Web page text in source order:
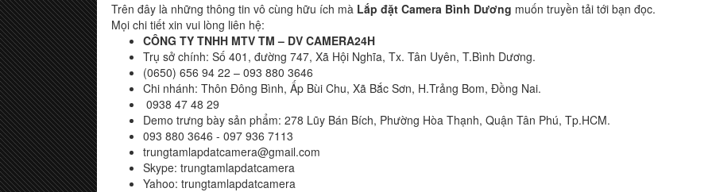
Trên đây là những thông tin vô cùng hữu ích mà Lắp đặt Camera Bình Dương muốn truyền tải tới bạn đọc.
Mọi chi tiết xin vui lòng liên hệ:
CÔNG TY TNHH MTV TM – DV CAMERA24H
Trụ sở chính: Số 401, đường 747, Xã Hội Nghĩa, Tx. Tân Uyên, T.Bình Dương.
(0650) 656 94 22 – 093 880 3646
Chi nhánh: Thôn Đông Bình, Ấp Bùi Chu, Xã Bắc Sơn, H.Trảng Bom, Đồng Nai.
0938 47 48 29
Demo trưng bày sản phẩm: 278 Lũy Bán Bích, Phường Hòa Thạnh, Quận Tân Phú, Tp.HCM.
093 880 3646 - 097 936 7113
trungtamlapdatcamera@gmail.com
Skype: trungtamlapdatcamera
Yahoo: trungtamlapdatcamera